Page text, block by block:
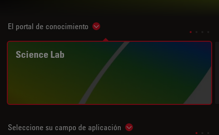
El portal de conocimiento Show subnavigation
Science Lab
Seleccione su campo de aplicación Show subnavigation